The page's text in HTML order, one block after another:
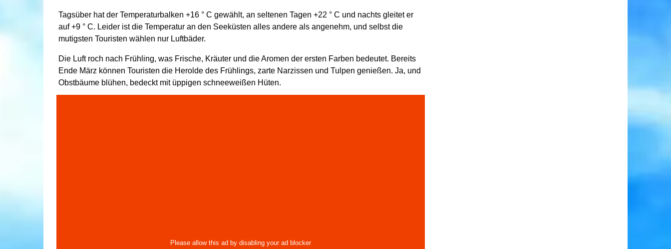
Tagsüber hat der Temperaturbalken +16 ° C gewählt, an seltenen Tagen +22 ° C und nachts gleitet er
auf +9 ° C. Leider ist die Temperatur an den Seeküsten alles andere als angenehm, und selbst die
mutigsten Touristen wählen nur Luftbäder.
Die Luft roch nach Frühling, was Frische, Kräuter und die Aromen der ersten Farben bedeutet. Bereits
Ende März können Touristen die Herolde des Frühlings, zarte Narzissen und Tulpen genießen. Ja, und
Obstbäume blühen, bedeckt mit üppigen schneeweißen Hüten.